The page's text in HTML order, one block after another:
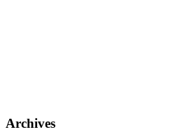
Archives